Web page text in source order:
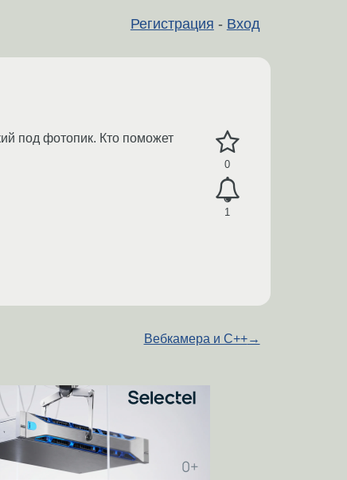
Регистрация - Вход
0
1
под фотопик. Кто поможет
Вебкамера и C++→